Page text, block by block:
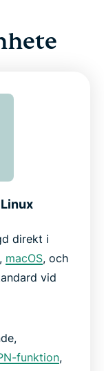
direkt i
, macOS, och
vid
funktion,